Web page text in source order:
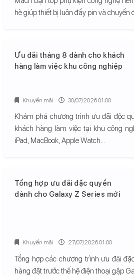
hè giúp thiết bị luôn đầy pin và chuyến
Ưu đãi tháng 8 dành cho khách
hàng làm việc khu công nghiệp
Khám phá chương trình ưu đãi độc
khách hàng làm việc tại khu công
iPad, MacBook, Apple Watch...
Khuyến mãi 30/07/2026 01:00
Tổng hợp ưu đãi đặc quyền
dành cho Galaxy Z Series mới
Tổng hợp các chương trình ưu đãi
hàng đặt trước thế hệ điện thoại gập
Khuyến mãi 27/07/2026 01:00